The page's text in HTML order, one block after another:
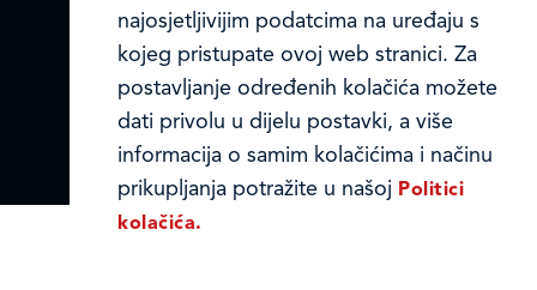
najosjetljivijim podatcima na uređaju s
kojeg pristupate ovoj web stranici. Za
postavljanje određenih kolačića možete
dati privolu u dijelu postavki, a više
informacija o samim kolačićima i načinu
prikupljanja potražite u našoj Politici
kolačića.
Analitički kolačići
Analitički kolačići pomažu nam
unaprijediti web-stranicu prikupljanjem i
analizom podataka o njeziinu korištenju.